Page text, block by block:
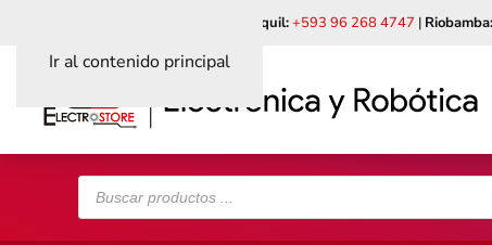
Ir al contenido principal
Guayaquil:+593 96 268 4747 | Riobamba:
Búsqueda
de
productos